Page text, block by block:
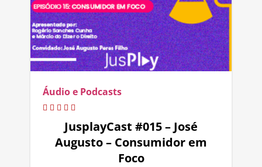
Áudio e Podcasts
JusplayCast #015 – José
Augusto – Consumidor em
Foco